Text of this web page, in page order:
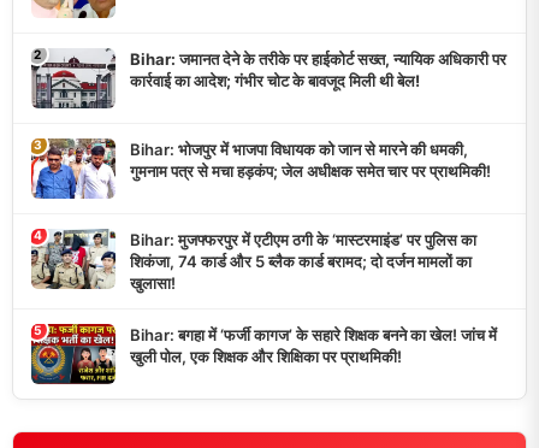
2
Bihar: जमानत देने के तरीके पर हाईकोर्ट सख्त, न्यायिक अधिकारी पर
कार्रवाई का आदेश; गंभीर चोट के बावजूद मिली थी बेल!
3
Bihar: भोजपुर में भाजपा विधायक को जान से मारने की धमकी,
गुमनाम पत्र से मचा हड़कंप; जेल अधीक्षक समेत चार पर प्राथमिकी!
4
Bihar: मुजफ्फरपुर में एटीएम ठगी के ‘मास्टरमाइंड’ पर पुलिस का
शिकंजा, 74 कार्ड और 5 ब्लैक कार्ड बरामद; दो दर्जन मामलों का
खुलासा!
5
Bihar: बगहा में ‘फर्जी कागज’ के सहारे शिक्षक बनने का खेल! जांच में
खुली पोल, एक शिक्षक और शिक्षिका पर प्राथमिकी!